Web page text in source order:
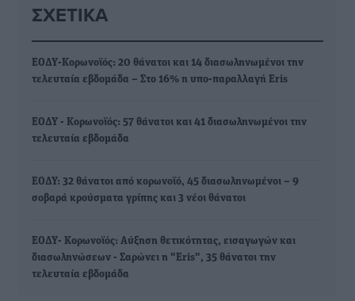
ΣΧΕΤΙΚΆ
ΕΟΔΥ-Κορωνοϊός: 20 θάνατοι και 14 διασωληνωμένοι την
τελευταία εβδομάδα – Στο 16% η υπο-παραλλαγή Eris
ΕΟΔΥ - Κορωνοϊός: 57 θάνατοι και 41 διασωληνωμένοι την
τελευταία εβδομάδα
ΕΟΔΥ: 32 θάνατοι από κορωνοϊό, 45 διασωληνωμένοι – 9
σοβαρά κρούσματα γρίπης και 3 νέοι θάνατοι
ΕΟΔΥ- Κορωνοϊός: Aύξηση θετικότητας, εισαγωγών και
διασωληνώσεων - Σαρώνει η "Eris", 35 θάνατοι την
τελευταία εβδομάδα